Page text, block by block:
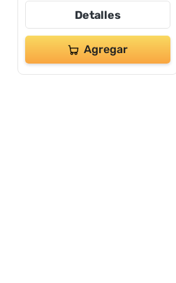
Detalles
Agregar